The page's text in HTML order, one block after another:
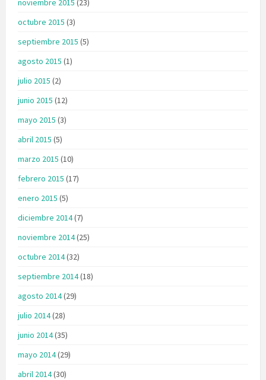
noviembre 2015 (23)
octubre 2015 (3)
septiembre 2015 (5)
agosto 2015 (1)
julio 2015 (2)
junio 2015 (12)
mayo 2015 (3)
abril 2015 (5)
marzo 2015 (10)
febrero 2015 (17)
enero 2015 (5)
diciembre 2014(7)
noviembre 2014(25)
octubre 2014(32)
septiembre 2014(18)
agosto 2014(29)
julio 2014(28)
junio 2014(35)
mayo 2014(29)
abril 2014(30)